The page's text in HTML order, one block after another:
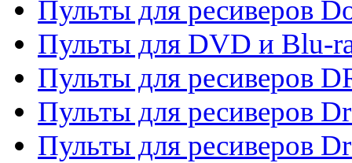
Пульты для ресиверов
Пульты для DVD и Blu-
Пульты для ресиверов
Пульты для ресиверов
Пульты для ресиверов